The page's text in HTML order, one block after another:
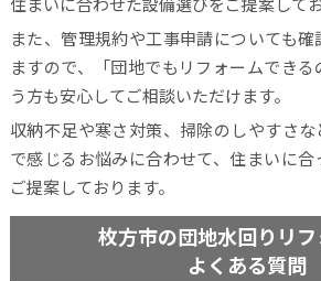
また、管理規約や工事申請についても
ますので、「団地でもリフォームでき
う方も安心してご相談いただけます。
収納不足や寒さ対策、掃除のしやすさ
で感じるお悩みに合わせて、住まいに
ご提案しております。
枚方市の団地水回りリ
よくある質問